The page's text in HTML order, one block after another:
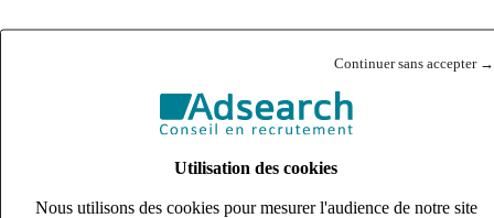
Continuer sans accepter →
Utilisation des cookies
Nous utilisons des cookies pour mesurer l'audience de notre site